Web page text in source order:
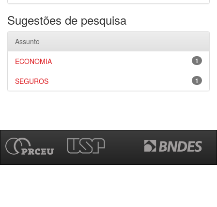
Sugestões de pesquisa
Assunto
1
ECONOMIA
1
SEGUROS